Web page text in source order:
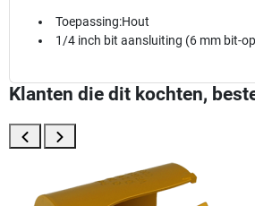
Toepassing:Hout
1/4 inch bit aansluiting (6 mm bit-
Klanten die dit kochten,